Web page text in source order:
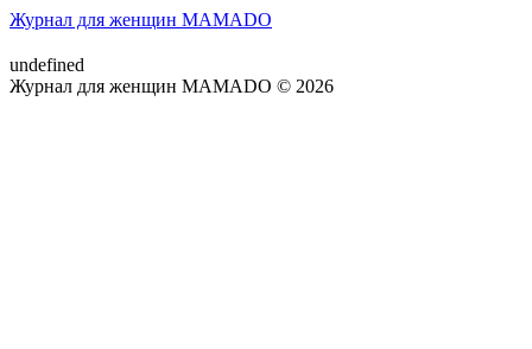
Журнал для женщин MAMADO
undefined
Журнал для женщин MAMADO © 2026